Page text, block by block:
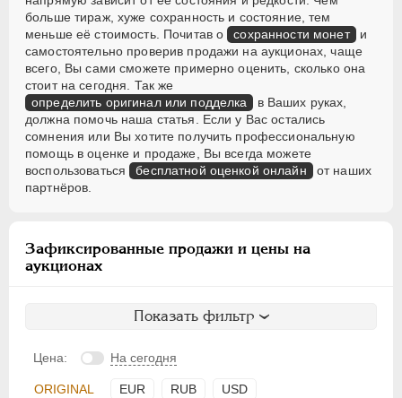
больше тираж, хуже сохранность и состояние, тем
меньше её стоимость. Почитав о сохранности монет и
самостоятельно проверив продажи на аукционах, чаще
всего, Вы сами сможете примерно оценить, сколько она
стоит на сегодня. Так же
определить оригинал или подделка
в Ваших руках,
должна помочь наша статья. Если у Вас остались
сомнения или Вы хотите получить профессиональную
помощь в оценке и продаже, Вы всегда можете
воспользоваться бесплатной оценкой онлайн от наших
партнёров.
Зафиксированные продажи и цены на
аукционах
Показать фильтр
Цена: На сегодня
ORIGINAL EUR RUB USD